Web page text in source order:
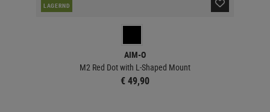
LAGERND
AIM-O
M2 Red Dot with L-Shaped Mount
€ 49,90